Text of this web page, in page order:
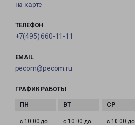
на карте
ТЕЛЕФОН
+7(495) 660-11-11
EMAIL
pecom@pecom.ru
ГРАФИК РАБОТЫ
с 10:00 до
с 10:00 до
с 10:00 до